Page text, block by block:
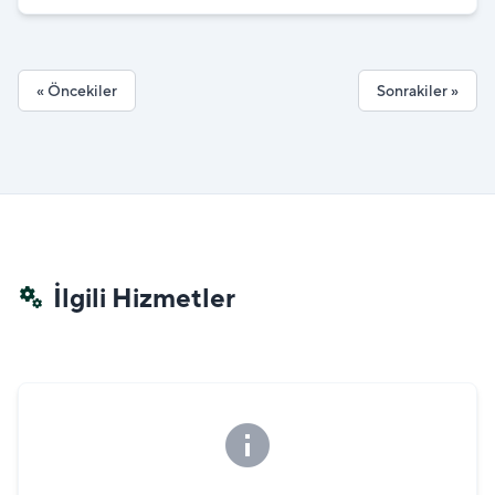
Belediyesi GESK
« Öncekiler Sonrakiler »
miscellaneous_services İlgili Hizmetler
info